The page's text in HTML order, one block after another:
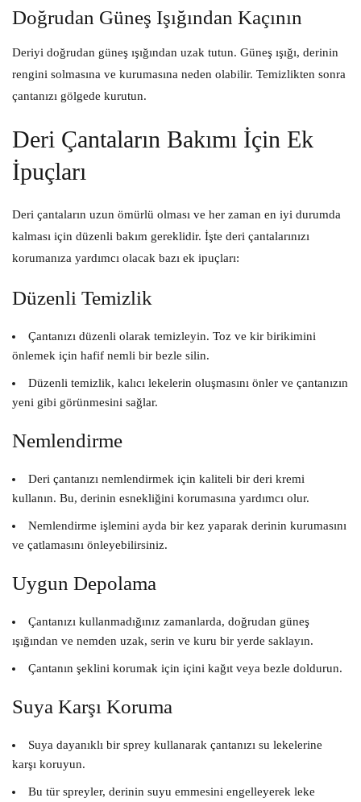
Doğrudan Güneş Işığından Kaçının
Deriyi doğrudan güneş ışığından uzak tutun. Güneş ışığı, derinin
rengini solmasına ve kurumasına neden olabilir. Temizlikten sonra
çantanızı gölgede kurutun.
Deri Çantaların Bakımı İçin Ek
İpuçları
Deri çantaların uzun ömürlü olması ve her zaman en iyi durumda
kalması için düzenli bakım gereklidir. İşte deri çantalarınızı
korumanıza yardımcı olacak bazı ek ipuçları:
Düzenli Temizlik
Çantanızı düzenli olarak temizleyin. Toz ve kir birikimini
önlemek için hafif nemli bir bezle silin.
Düzenli temizlik, kalıcı lekelerin oluşmasını önler ve çantanızın
yeni gibi görünmesini sağlar.
Nemlendirme
Deri çantanızı nemlendirmek için kaliteli bir deri kremi
kullanın. Bu, derinin esnekliğini korumasına yardımcı olur.
Nemlendirme işlemini ayda bir kez yaparak derinin kurumasını
ve çatlamasını önleyebilirsiniz.
Uygun Depolama
Çantanızı kullanmadığınız zamanlarda, doğrudan güneş
ışığından ve nemden uzak, serin ve kuru bir yerde saklayın.
Çantanın şeklini korumak için içini kağıt veya bezle doldurun.
Suya Karşı Koruma
Suya dayanıklı bir sprey kullanarak çantanızı su lekelerine
karşı koruyun.
Bu tür spreyler, derinin suyu emmesini engelleyerek leke